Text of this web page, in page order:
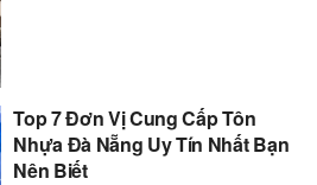
Top 7 Đơn Vị Cung Cấp Tôn
Nhựa Đà Nẵng Uy Tín Nhất Bạn
Nên Biết